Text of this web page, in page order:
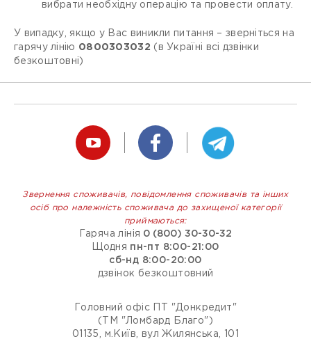
вибрати необхідну операцію та провести оплату.
У випадку, якщо у Вас виникли питання – зверніться на
гарячу лінію 0800303032 (в Україні всі дзвінки
безкоштовні)
Звернення споживачів, повідомлення споживачів та інших
осіб про належність споживача до захищеної категорії
приймаються:
Гаряча лінія 0 (800) 30-30-32
Щодня пн-пт 8:00-21:00
сб-нд 8:00-20:00
дзвінок безкоштовний
Головний офіс ПТ "Донкредит"
(ТМ "Ломбард Благо")
01135, м.Київ, вул Жилянська, 101